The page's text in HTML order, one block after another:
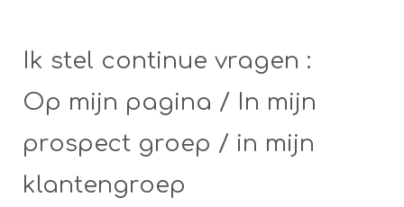
Ik stel continue vragen :
Op mijn pagina / In mijn
prospect groep / in mijn
klantengroep